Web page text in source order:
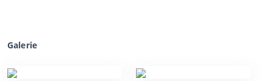
Galerie